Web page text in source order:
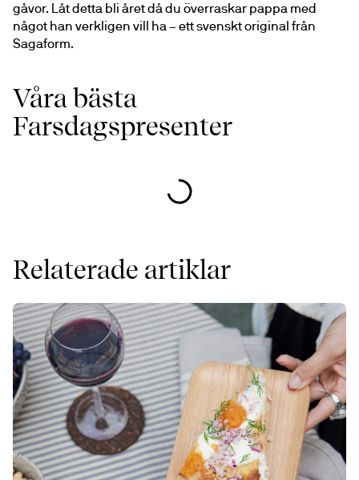
gåvor. Låt detta bli året då du överraskar pappa med
något han verkligen vill ha – ett svenskt original från
Sagaform.
Våra bästa
Farsdagspresenter
Relaterade artiklar